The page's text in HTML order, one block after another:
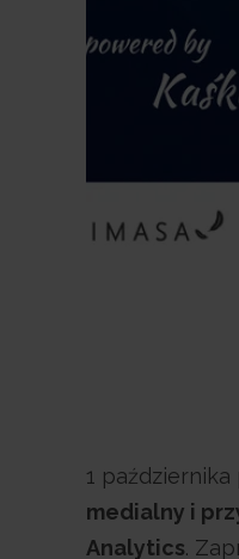
1
medialny i
Analytics.